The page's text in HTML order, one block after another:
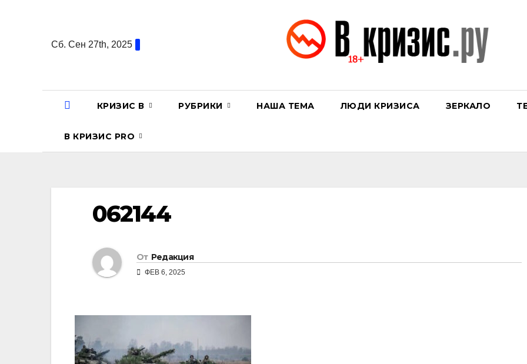
содержаниюСб. Сен 27th, 2025
КРИЗИС В РУБРИКИ НАША ТЕМА ЛЮДИ КРИЗИСА ЗЕРКАЛО
В КРИЗИС PRO
062144
От Редакция
ФЕВ 6, 2025